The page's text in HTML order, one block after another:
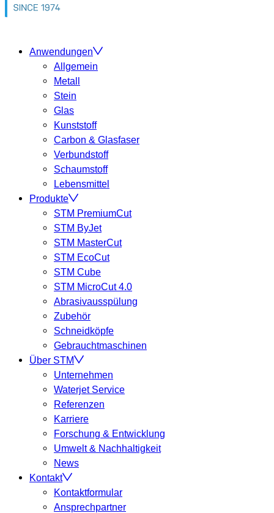
Anwendungen
Allgemein
Metall
Stein
Glas
Kunststoff
Carbon & Glasfaser
Verbundstoff
Schaumstoff
Lebensmittel
Produkte
STM PremiumCut
STM ByJet
STM MasterCut
STM EcoCut
STM Cube
STM MicroCut 4.0
Abrasivausspülung
Zubehör
Schneidköpfe
Gebrauchtmaschinen
Über STM
Unternehmen
Waterjet Service
Referenzen
Karriere
Forschung & Entwicklung
Umwelt & Nachhaltigkeit
News
Kontakt
Kontaktformular
Ansprechpartner